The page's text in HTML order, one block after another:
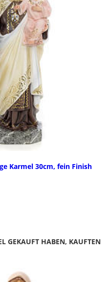
Karmel 30cm, fein Finish
GEKAUFT HABEN, KAUFTEN